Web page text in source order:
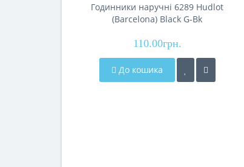
Годинники наручні 6289 Hudlot
(Barcelona) Black G-Bk
110.00грн.
До кошика